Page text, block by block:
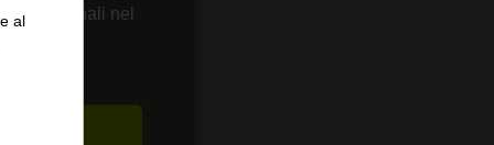
personali nel
al